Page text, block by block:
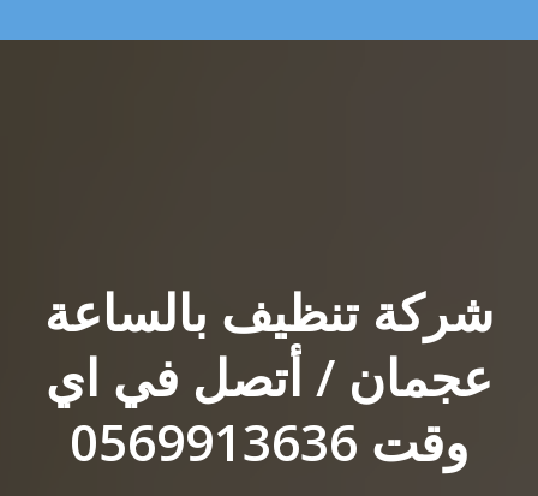
شركة تنظيف بالساعة
عجمان / أتصل في اي
وقت 0569913636